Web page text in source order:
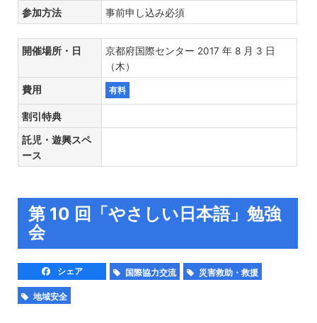
参加方法 事前申し込み必須
開催場所・日
京都府国際センター 2017 年 8 月 3 日
（木）
費用 有料
割引特典
託児・遊興スペ
ース
第 10 回「やさしい日本語」勉強
会
シェア 国際協力交流 災害救助・救援
地域安全